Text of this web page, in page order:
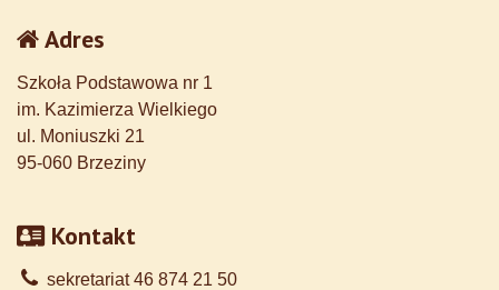
Adres
Szkoła Podstawowa nr 1
im. Kazimierza Wielkiego
ul. Moniuszki 21
95-060 Brzeziny
Kontakt
sekretariat 46 874 21 50